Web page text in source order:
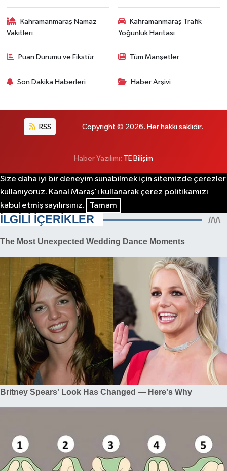
Kahramanmaraş Namaz
Vakitleri
Kahramanmaraş Trafik
Yoğunluk Haritası
Puan Durumu ve Fikstür Tüm Manşetler
Son Dakika Haberleri Haber Arşivi
RSS Copyright © 2026. Her hakkı saklıdır.
Haber Yazılımı: TE Bilişim
Size daha iyi bir deneyim sunabilmek için sitemizde çerezler
kullanıyoruz. Kanal Maraş'ı kullanarak çerez politikamızı
kabul etmiş sayılırsınız.
Tamam